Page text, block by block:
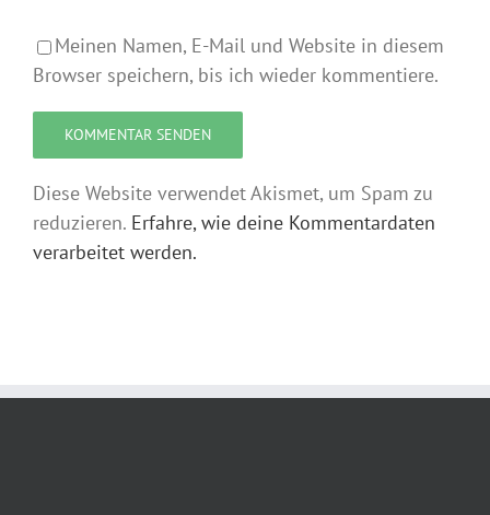
Meinen Namen, E-Mail und Website in diesem
Browser speichern, bis ich wieder kommentiere.
Diese Website verwendet Akismet, um Spam zu
reduzieren. Erfahre, wie deine Kommentardaten
verarbeitet werden.